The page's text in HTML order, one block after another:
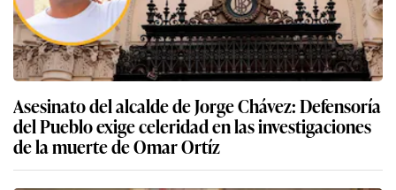
Asesinato del alcalde de Jorge Chávez: Defensoría
del Pueblo exige celeridad en las investigaciones
de la muerte de Omar Ortíz